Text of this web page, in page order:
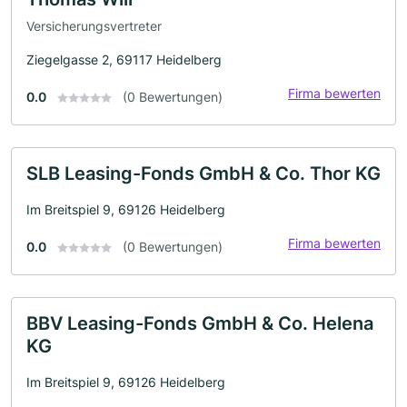
Versicherungsvertreter
Ziegelgasse 2, 69117 Heidelberg
0.0 (0 Bewertungen) Firma bewerten
SLB Leasing-Fonds GmbH & Co. Thor KG
Im Breitspiel 9, 69126 Heidelberg
0.0 (0 Bewertungen) Firma bewerten
BBV Leasing-Fonds GmbH & Co. Helena
KG
Im Breitspiel 9, 69126 Heidelberg